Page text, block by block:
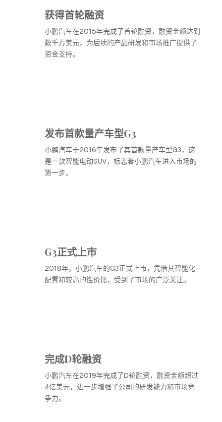
获得首轮融资
小鹏汽车在2015年完成了首轮融资，融资金额达到
数千万美元，为后续的产品研发和市场推广提供了
资金支持。
发布首款量产车型G3
小鹏汽车于2016年发布了其首款量产车型G3，这
是一款智能电动SUV，标志着小鹏汽车进入市场的
第一步。
G3正式上市
2018年，小鹏汽车的G3正式上市，凭借其智能化
配置和较高的性价比，受到了市场的广泛关注。
完成D轮融资
小鹏汽车在2019年完成了D轮融资，融资金额超过
4亿美元，进一步增强了公司的研发能力和市场竞
争力。